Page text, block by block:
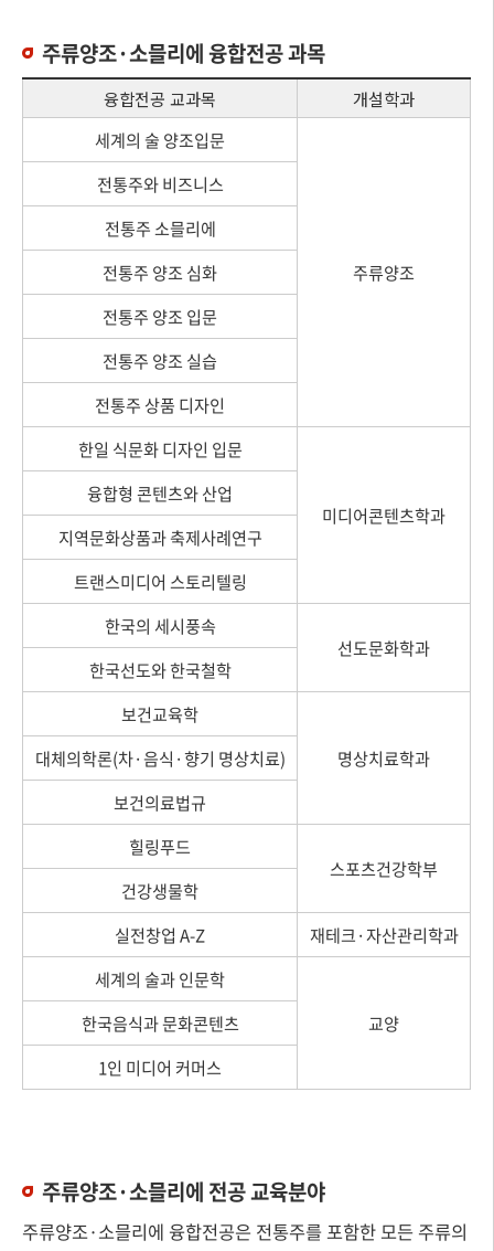
주류양조·소믈리에 융합전공 과목
융합전공 교과목 개설학과
세계의 술 양조입문
주류양조
전통주와 비즈니스
전통주 소믈리에
전통주 양조 심화
전통주 양조 입문
전통주 양조 실습
전통주 상품 디자인
한일 식문화 디자인 입문
미디어콘텐츠학과
융합형 콘텐츠와 산업
지역문화상품과 축제사례연구
트랜스미디어 스토리텔링
한국의 세시풍속
선도문화학과
한국선도와 한국철학
보건교육학
명상치료학과
대체의학론(차·음식·향기 명상치료)
보건의료법규
힐링푸드
스포츠건강학부
건강생물학
실전창업 A-Z
재테크·자산관리학과
세계의 술과 인문학
교양
한국음식과 문화콘텐츠
1인 미디어 커머스
주류양조·소믈리에 전공 교육분야
주류양조·소믈리에 융합전공은 전통주를 포함한 모든 주류의